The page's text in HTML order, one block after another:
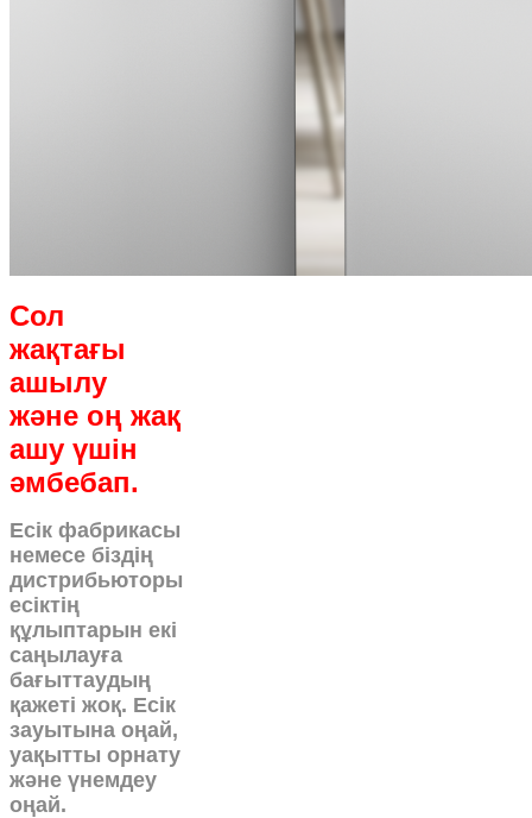
Сол
жақтағы
ашылу
және оң жақ
ашу үшін
әмбебап.
Есік фабрикасы
немесе біздің
дистрибьюторы
есіктің
құлыптарын екі
саңылауға
бағыттаудың
қажеті жоқ. Есік
зауытына оңай,
уақытты орнату
және үнемдеу
оңай.